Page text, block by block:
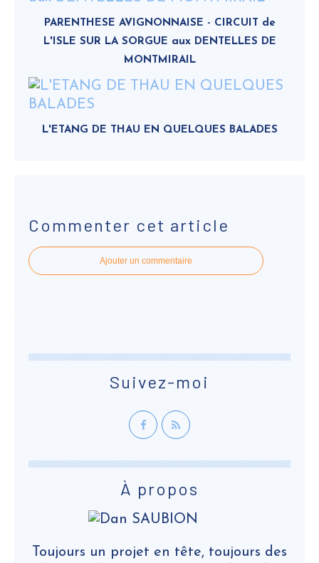
PARENTHESE AVIGNONNAISE - CIRCUIT de
L'ISLE SUR LA SORGUE aux DENTELLES DE
MONTMIRAIL
L'ETANG DE THAU EN QUELQUES BALADES
Commenter cet article
Ajouter un commentaire
Suivez-moi
À propos
Toujours un projet en tête, toujours des